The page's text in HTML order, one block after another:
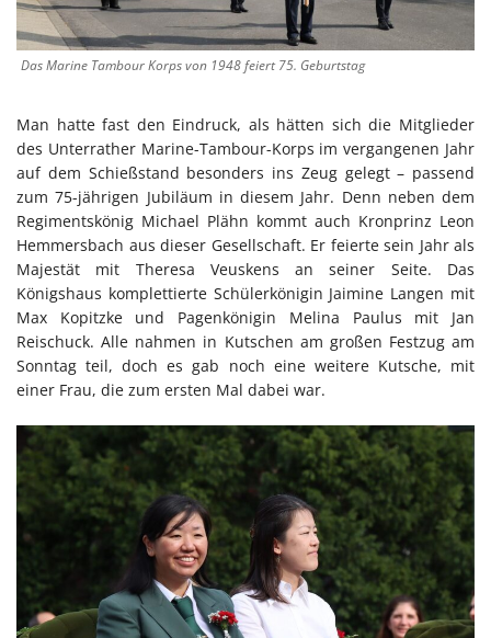
Das Marine Tambour Korps von 1948 feiert 75. Geburtstag
Man hatte fast den Eindruck, als hätten sich die Mitglieder
des Unterrather Marine-Tambour-Korps im vergangenen Jahr
auf dem Schießstand besonders ins Zeug gelegt – passend
zum 75-jährigen Jubiläum in diesem Jahr. Denn neben dem
Regimentskönig Michael Plähn kommt auch Kronprinz Leon
Hemmersbach aus dieser Gesellschaft. Er feierte sein Jahr als
Majestät mit Theresa Veuskens an seiner Seite. Das
Königshaus komplettierte Schülerkönigin Jaimine Langen mit
Max Kopitzke und Pagenkönigin Melina Paulus mit Jan
Reischuck. Alle nahmen in Kutschen am großen Festzug am
Sonntag teil, doch es gab noch eine weitere Kutsche, mit
einer Frau, die zum ersten Mal dabei war.